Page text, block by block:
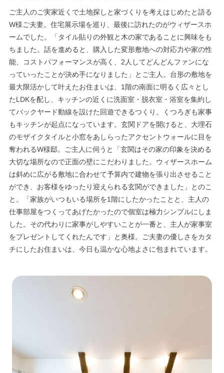
ご主人のご実家近くで土地探しと家づくりを考えはじめたと語る
W様ご夫妻。住宅展示場を巡り、最後に訪れたのがウィザースホ
ームでした。「タイル貼りの外観と木の家であることに興味をも
ちました。話を進めると、購入した変形敷地への対応力や家の性
能、コストパフォーマンスが高く、2人してどんどんファンにな
っていったことが決め手になりました」とご主人。台形の敷地を
最大限活かして叶えたお住まいは、1階の南面に明るく広々とし
たLDKを配し、キッチンの近くに洗面室・脱衣室・浴室を集約し
てバックヤード動線を設けた回遊できるつくり。くつろぎも家事
もキッチンが起点になっています。玄関ドアを開けると、大理石
のモザイクタイルと小窓をあしらったアクセントウォールに目を
奪われるW様邸。ご主人に伺うと「玄関はその家の印象を決める
大切な場所なので正面の壁にこだわりました。ウィザースホーム
は斜めに広がる敷地に合わせて予算内で建物を張り出させること
ができ、お客様をゆったり迎えられる玄関ができました」とのこ
と。「家族がいつもいる場所を1階にしたかったことと、主人の
仕事部屋をつくってあげたかったので個室は極力シンプルにしま
した。その代わりに家事がしやすいことが一番と、主人が家事室
をプレゼントしてくれたんです」と奥様。ご夫妻の優しさをカタ
チにしたお住まいは、今日も温かな心地よさに包まれています。